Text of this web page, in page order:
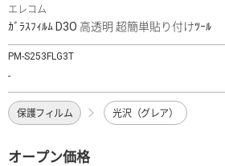
エレコム
ｶﾞﾗｽﾌｨﾙﾑ D3O 高透明 超簡単貼り付けﾂｰﾙ
PM-S253FLG3T
-
保護フィルム 光沢（グレア）
オープン価格